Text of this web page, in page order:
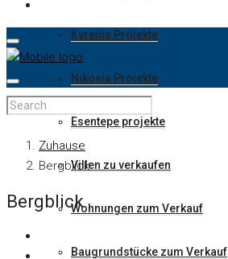
Kyrenia Projekte
Nikosia Projekte
Esentepe projekte
Villen zu verkaufen
Wohnungen zum Verkauf
Baugrundstücke zum Verkauf
Zuhause
Bergblick
Bergblick